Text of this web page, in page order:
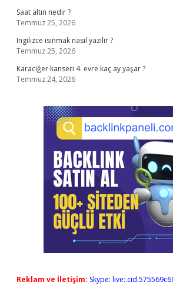
Saat altın nedir ?
Temmuz 25, 2026
Ingilizce ısınmak nasıl yazılır ?
Temmuz 25, 2026
Karaciğer kanseri 4. evre kaç ay yaşar ?
Temmuz 24, 2026
Reklam ve İletişim: Skype: